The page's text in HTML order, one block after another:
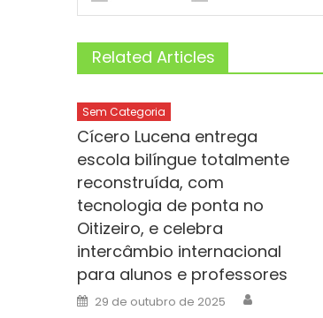
Related Articles
Sem Categoria
Cícero Lucena entrega
escola bilíngue totalmente
reconstruída, com
tecnologia de ponta no
Oitizeiro, e celebra
intercâmbio internacional
para alunos e professores
Posted
on
29 de outubro de 2025